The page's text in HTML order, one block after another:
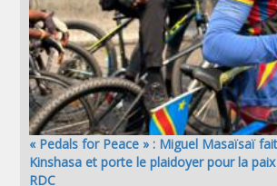
« Pedals for Peace » : Miguel Masaïsaï
Kinshasa et porte le plaidoyer pour la paix
RDC